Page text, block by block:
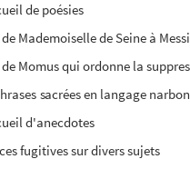
de poésies
de Mademoiselle de Seine à
de Momus qui ordonne la
sacrées en langage
d'anecdotes
fugitives sur divers sujets